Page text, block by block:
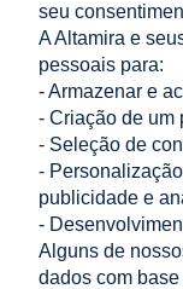
seu
A Altamira e
pessoais para:
- Armazenar e
- Criação de um
- Seleção de
-
publicidade e
-
Alguns de
dados com